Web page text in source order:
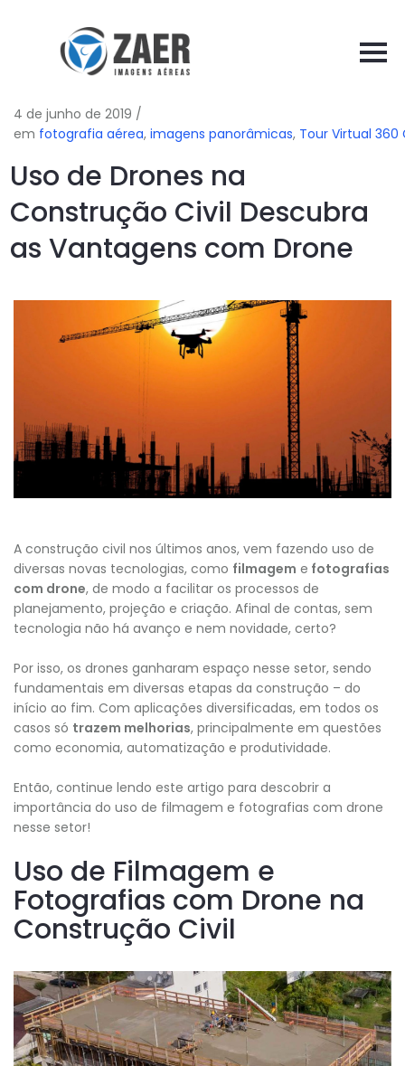
4 de junho de 2019 /
em fotografia aérea, imagens panorâmicas, Tour Virtual 360
Uso de Drones na
Construção Civil Descubra
as Vantagens com Drone
A construção civil nos últimos anos, vem fazendo uso de
diversas novas tecnologias, como filmagem e fotografias
com drone, de modo a facilitar os processos de
planejamento, projeção e criação. Afinal de contas, sem
tecnologia não há avanço e nem novidade, certo?
Por isso, os drones ganharam espaço nesse setor, sendo
fundamentais em diversas etapas da construção – do
início ao fim. Com aplicações diversificadas, em todos os
casos só trazem melhorias, principalmente em questões
como economia, automatização e produtividade.
Então, continue lendo este artigo para descobrir a
importância do uso de filmagem e fotografias com drone
nesse setor!
Uso de Filmagem e
Fotografias com Drone na
Construção Civil